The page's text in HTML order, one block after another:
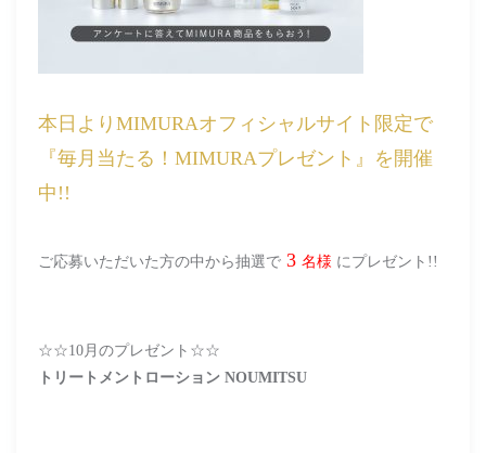
本日よりMIMURAオフィシャルサイト限定で
『毎月当たる！MIMURAプレゼント』を開催
中!!
ご応募いただいた方の中から抽選で 3 名様 にプレゼント!!
☆☆10月のプレゼント☆☆
トリートメントローション NOUMITSU